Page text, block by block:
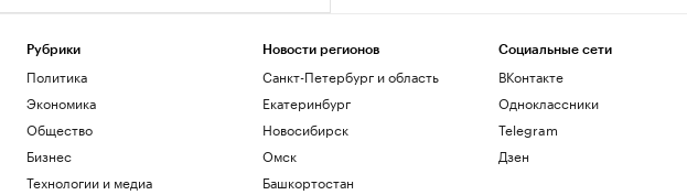
Общество
Видеоитоги РБК
Подписка на РБК
Что будет после принятия сенатом
Политика
Минтруд раскрыл, кто получит право
на две пенсии
Рубрики
Политика
Экономика
Общество
Бизнес
Технологии и медиа
Новости регионов
Санкт-Петербург и область
Екатеринбург
Новосибирск
Омск
Башкортостан
Социальные сети
ВКонтакте
Одноклассники
Telegram
Дзен